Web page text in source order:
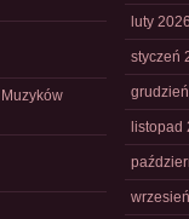
luty 2026
styczeń
listopad